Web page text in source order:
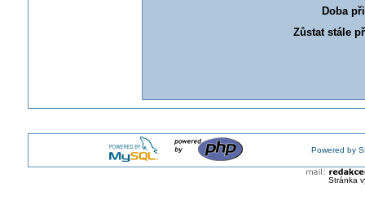
Doba
Zůstat stále
Powered by
Stránka